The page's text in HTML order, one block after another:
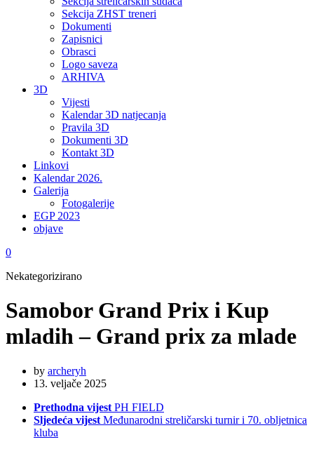
Sekcija ZHST treneri
Dokumenti
Zapisnici
Obrasci
Logo saveza
ARHIVA
3D
Vijesti
Kalendar 3D natjecanja
Pravila 3D
Dokumenti 3D
Kontakt 3D
Linkovi
Kalendar 2026.
Galerija
Fotogalerije
EGP 2023
objave
0
Nekategorizirano
Samobor Grand Prix i Kup
mladih – Grand prix za mlade
by archeryh
13. veljače 2025
Prethodna vijest PH FIELD
Sljedeća vijest Međunarodni streličarski turnir i 70. obljetnica
kluba